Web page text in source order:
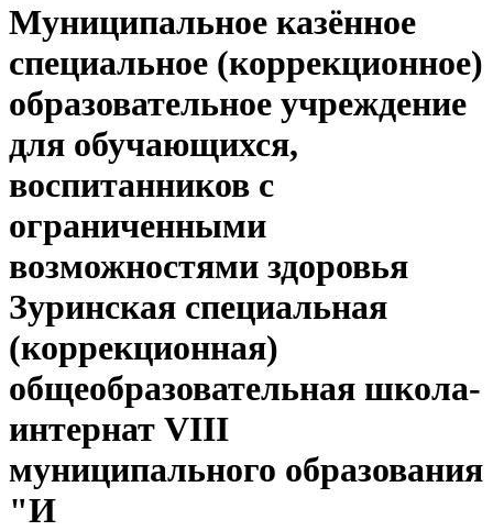
Муниципальное казённое
специальное (коррекционное)
образовательное учреждение
для обучающихся,
воспитанников с
ограниченными
возможностями здоровья
Зуринская специальная
(коррекционная)
общеобразовательная школа-
интернат VIII
муниципального образования
"И